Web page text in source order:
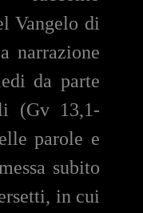
Vangelo di
narrazione
da parte
(Gv 13,1-
parole e
subito
in cui